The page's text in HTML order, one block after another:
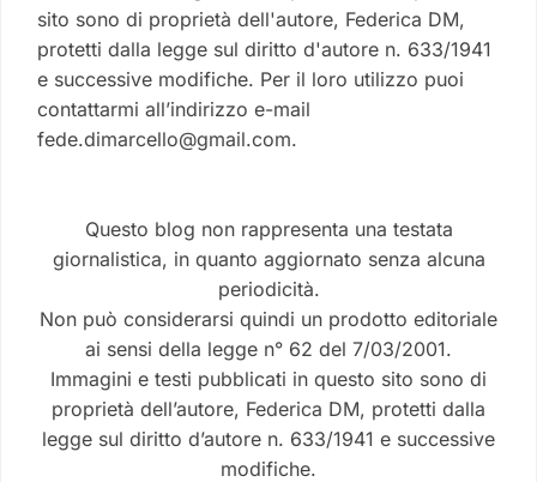
sito sono di proprietà dell'autore, Federica DM,
protetti dalla legge sul diritto d'autore n. 633/1941
e successive modifiche. Per il loro utilizzo puoi
contattarmi all’indirizzo e-mail
fede.dimarcello@gmail.com.
Questo blog non rappresenta una testata
giornalistica, in quanto aggiornato senza alcuna
periodicità.
Non può considerarsi quindi un prodotto editoriale
ai sensi della legge n° 62 del 7/03/2001.
Immagini e testi pubblicati in questo sito sono di
proprietà dell’autore, Federica DM, protetti dalla
legge sul diritto d’autore n. 633/1941 e successive
modifiche.